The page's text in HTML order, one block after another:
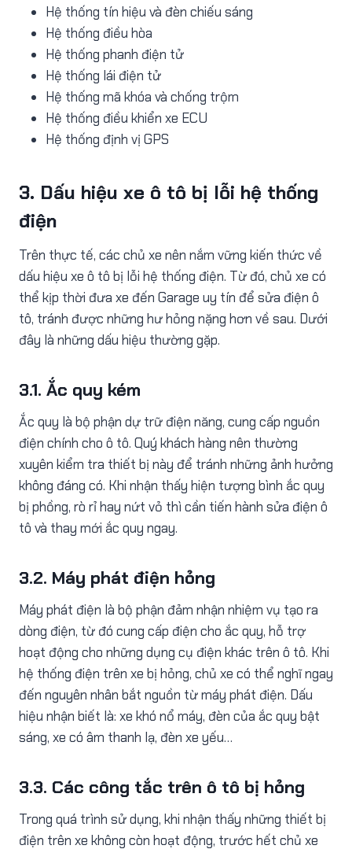
Hệ thống tín hiệu và đèn chiếu sáng
Hệ thống điều hòa
Hệ thống phanh điện tử
Hệ thống lái điện tử
Hệ thống mã khóa và chống trộm
Hệ thống điều khiển xe ECU
Hệ thống định vị GPS
3. Dấu hiệu xe ô tô bị lỗi hệ thống
điện
Trên thực tế, các chủ xe nên nắm vững kiến thức về
dấu hiệu xe ô tô bị lỗi hệ thống điện. Từ đó, chủ xe có
thể kịp thời đưa xe đến Garage uy tín để sửa điện ô
tô, tránh được những hư hỏng nặng hơn về sau. Dưới
đây là những dấu hiệu thường gặp.
3.1. Ắc quy kém
Ắc quy là bộ phận dự trữ điện năng, cung cấp nguồn
điện chính cho ô tô. Quý khách hàng nên thường
xuyên kiểm tra thiết bị này để tránh những ảnh hưởng
không đáng có. Khi nhận thấy hiện tượng bình ắc quy
bị phồng, rò rỉ hay nứt vỏ thì cần tiến hành sửa điện ô
tô và thay mới ắc quy ngay.
3.2. Máy phát điện hỏng
Máy phát điện là bộ phận đảm nhận nhiệm vụ tạo ra
dòng điện, từ đó cung cấp điện cho ắc quy, hỗ trợ
hoạt động cho những dụng cụ điện khác trên ô tô. Khi
hệ thống điện trên xe bị hỏng, chủ xe có thể nghĩ ngay
đến nguyên nhân bắt nguồn từ máy phát điện. Dấu
hiệu nhận biết là: xe khó nổ máy, đèn của ắc quy bật
sáng, xe có âm thanh lạ, đèn xe yếu…
3.3. Các công tắc trên ô tô bị hỏng
Trong quá trình sử dụng, khi nhận thấy những thiết bị
điện trên xe không còn hoạt động, trước hết chủ xe